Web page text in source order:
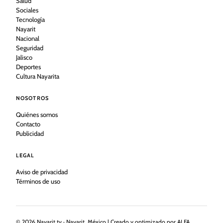
Sociales
Tecnología
Nayarit
Nacional
Seguridad
Jalisco
Deportes
Cultura Nayarita
NOSOTROS
Quiénes somos
Contacto
Publicidad
LEGAL
Aviso de privacidad
Términos de uso